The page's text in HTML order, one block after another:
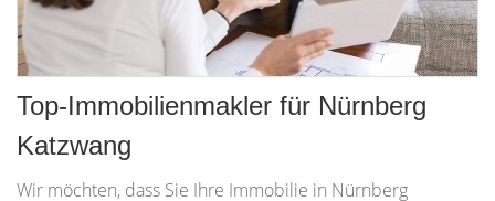
Top-Immobilienmakler für Nürnberg
Katzwang
Wir möchten, dass Sie Ihre Immobilie in Nürnberg